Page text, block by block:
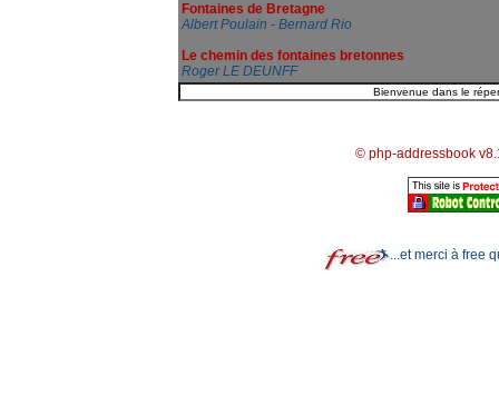
Fontaines de Bretagne
Albert Poulain - Bernard Rio
Le chemin des fontaines bretonnes
Roger LE DEUNFF
© php-addressbook
...et merci à free